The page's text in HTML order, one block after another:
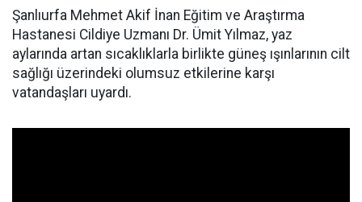
Şanlıurfa Mehmet Akif İnan Eğitim ve Araştırma
Hastanesi Cildiye Uzmanı Dr. Ümit Yılmaz, yaz
aylarında artan sıcaklıklarla birlikte güneş ışınlarının cilt
sağlığı üzerindeki olumsuz etkilerine karşı
vatandaşları uyardı.